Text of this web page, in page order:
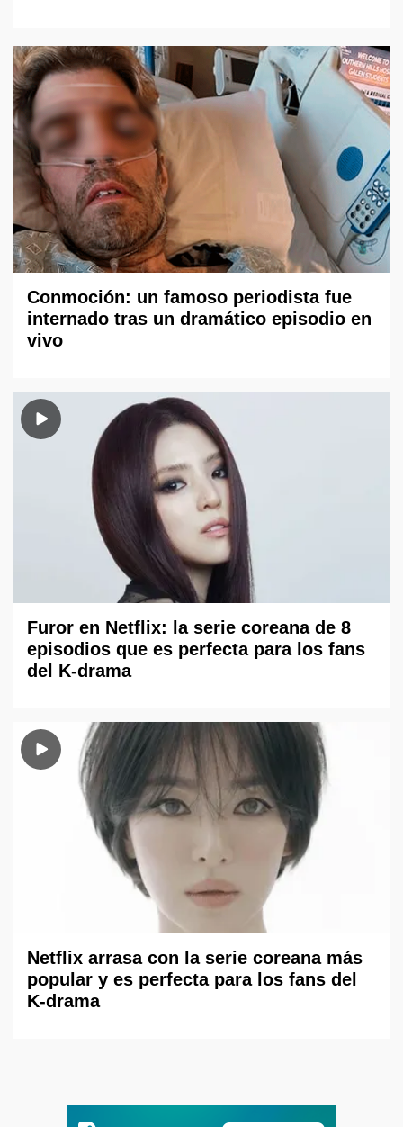
Conmoción: un famoso periodista fue
internado tras un dramático episodio en
vivo
Furor en Netflix: la serie coreana de 8
episodios que es perfecta para los fans
del K-drama
Netflix arrasa con la serie coreana más
popular y es perfecta para los fans del
K-drama